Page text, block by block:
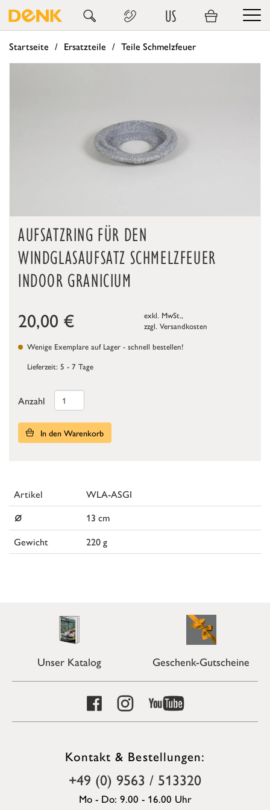
US
Startseite Ersatzteile Teile Schmelzfeuer
AUFSATZRING FÜR DEN
WINDGLASAUFSATZ SCHMELZFEUER
INDOOR GRANICIUM
20,00 €
exkl. MwSt.,
zzgl. Versandkosten
Wenige Exemplare auf Lager - schnell bestellen!
Lieferzeit: 5 - 7 Tage
Anzahl
In den Warenkorb
Artikel WLA-ASGI
⌀
13 cm
Gewicht
220 g
Unser Katalog Geschenk-Gutscheine
Kontakt & Bestellungen:
+49 (0) 9563 / 513320
Mo - Do: 9.00 - 16.00 Uhr